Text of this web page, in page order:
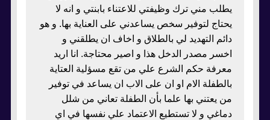
يطلب مني ترك وظيفتي للاعتناء بابنتي و انه لا
يحتاج لتوفير سخص يساعدني على العناية بها. و هو
دائم التهديد لي بالطلاق و اخاف ان يطلقني و
اخسر مصدر الدخل هذا و اصير محتاجة. انا اريد
معرفة حكم الشرع علي من تقع مسؤلية العتاية
بالطفلة الام او ان على الاب ان يساعد في توفير
من يعتني بها علما بأن الطفلة تعاني من شلل
دماغي و لا تستطيع الاعتماد علي نفسها في اي